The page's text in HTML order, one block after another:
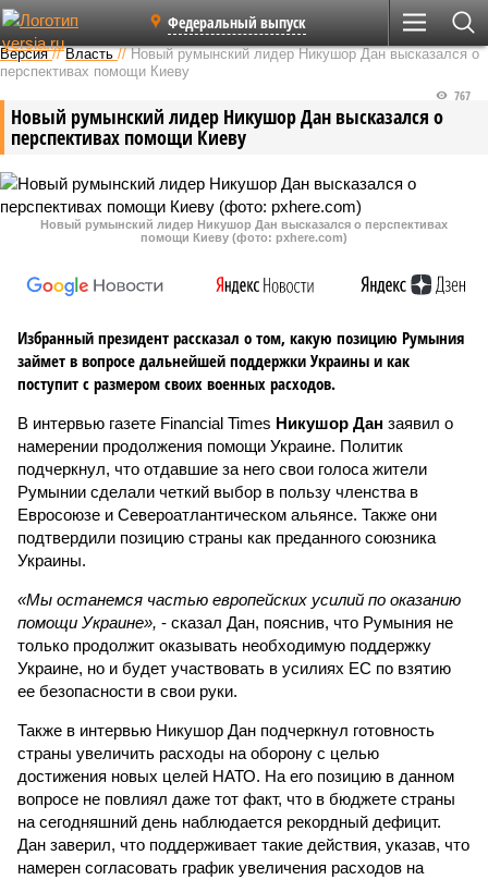
Федеральный выпуск
Версия //Власть //Новый румынский лидер Никушор Дан высказался о
перспективах помощи Киеву
Новый румынский лидер Никушор Дан высказался о
перспективах помощи Киеву
767
Новый румынский лидер Никушор Дан высказался о перспективах
помощи Киеву (фото: pxhere.com)
Избранный президент рассказал о том, какую позицию Румыния
займет в вопросе дальнейшей поддержки Украины и как
поступит с размером своих военных расходов.
В интервью газете Financial Times Никушор Дан заявил о
намерении продолжения помощи Украине. Политик
подчеркнул, что отдавшие за него свои голоса жители
Румынии сделали четкий выбор в пользу членства в
Евросоюзе и Североатлантическом альянсе. Также они
подтвердили позицию страны как преданного союзника
Украины.
«Мы останемся частью европейских усилий по оказанию
помощи Украине», - сказал Дан, пояснив, что Румыния не
только продолжит оказывать необходимую поддержку
Украине, но и будет участвовать в усилиях ЕС по взятию
ее безопасности в свои руки.
Также в интервью Никушор Дан подчеркнул готовность
страны увеличить расходы на оборону с целью
достижения новых целей НАТО. На его позицию в данном
вопросе не повлиял даже тот факт, что в бюджете страны
на сегодняшний день наблюдается рекордный дефицит.
Дан заверил, что поддерживает такие действия, указав, что
намерен согласовать график увеличения расходов на